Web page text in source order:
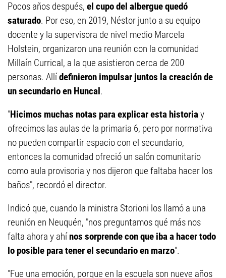
Pocos años después, el cupo del albergue quedó
saturado. Por eso, en 2019, Néstor junto a su equipo
docente y la supervisora de nivel medio Marcela
Holstein, organizaron una reunión con la comunidad
Millaín Currical, a la que asistieron cerca de 200
personas. Allídefinieron impulsar juntos la creación de
un secundario en Huncal.
"Hicimos muchas notas para explicar esta historiay
ofrecimos las aulas de la primaria 6, pero por normativa
no pueden compartir espacio con el secundario,
entonces la comunidad ofreció un salón comunitario
como aula provisoria y nos dijeron que faltaba hacer los
baños", recordó el director.
Indicó que, cuando la ministra Storioni los llamó a una
reunión en Neuquén, "nos preguntamos qué más nos
falta ahora y ahínos sorprende con que iba a hacer todo
lo posible para tener el secundario en marzo".
"Fue una emoción, porque en la escuela son nueve años